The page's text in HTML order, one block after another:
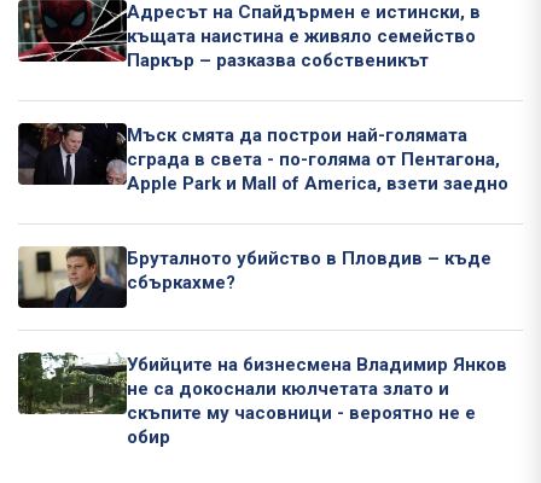
Адресът на Спайдърмен е истински, в
къщата наистина е живяло семейство
Паркър – разказва собственикът
Мъск смята да построи най-голямата
сграда в света - по-голяма от Пентагона,
Apple Park и Mall of America, взети заедно
Бруталното убийство в Пловдив – къде
сбъркахме?
Убийците на бизнесмена Владимир Янков
не са докоснали кюлчетата злато и
скъпите му часовници - вероятно не е
обир